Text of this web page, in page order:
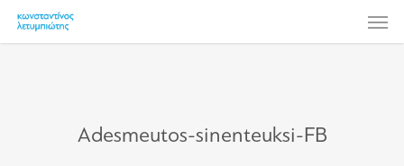
main
Adesmeutos-sinenteuksi-FB